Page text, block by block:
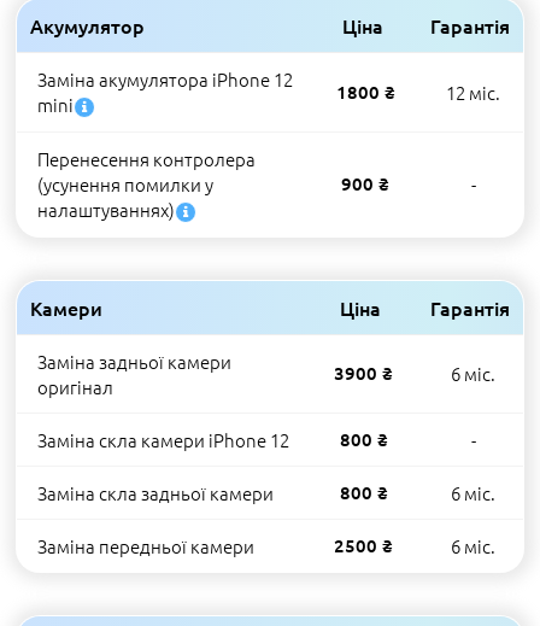
Акумулятор Ціна Гарантія
Заміна акумулятора iPhone 12
mini
1800 ₴ 12 міс.
Перенесення контролера
(усунення помилки у
налаштуваннях)
900 ₴ -
Камери Ціна Гарантія
Заміна задньої камери
оригінал
3900 ₴ 6 міс.
Заміна скла камери iPhone 12 800 ₴ -
Заміна скла задньої камери 800 ₴ 6 міс.
Заміна передньої камери 2500 ₴ 6 міс.